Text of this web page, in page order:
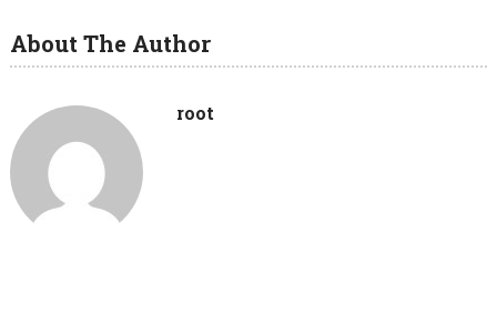
About The Author
root